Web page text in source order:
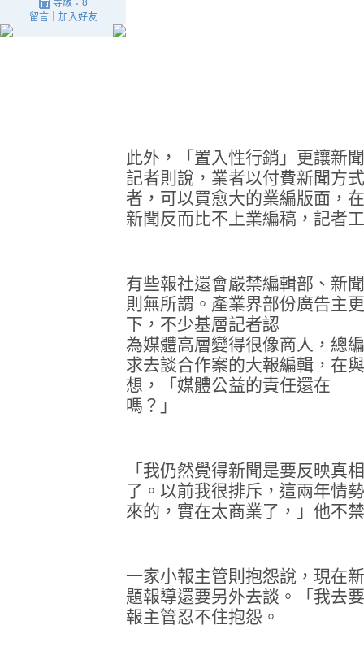
等級：8
留言｜ 加入好友
此外，「置入性行銷」更讓新
記者則說，業者以付費新聞方
者，可以買愈大的業編版面，
新聞反而比不上業編稿，記者
有些報社還會嚴禁編輯部、新
則無所謂。產業界部份廣告主
下，不少基層記者認
為媒體高層變得很像商人，總
求去談合作案的大報編輯，在
想，「媒體公益的責任還在
嗎？」
「我仍然覺得新聞是要反映真
了。以前我很排斥，這兩年情
來的，實在太商業了，」他不
一家小報主管則抱怨說，現在
題報導還要另外去談。「我去
報主管忍不住抱怨。